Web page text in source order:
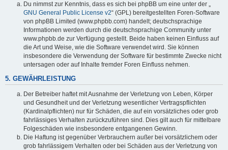
Du nimmst zur Kenntnis, dass es sich bei phpBB um eine unter der „
GNU General Public License v2“ (GPL) bereitgestellten Foren-Software
von phpBB Limited (www.phpbb.com) handelt; deutschsprachige
Informationen werden durch die deutschsprachige Community unter
www.phpbb.de zur Verfügung gestellt. Beide haben keinen Einfluss auf
die Art und Weise, wie die Software verwendet wird. Sie können
insbesondere die Verwendung der Software für bestimmte Zwecke nicht
untersagen oder auf Inhalte fremder Foren Einfluss nehmen.
5. GEWÄHRLEISTUNG
Der Betreiber haftet mit Ausnahme der Verletzung von Leben, Körper
und Gesundheit und der Verletzung wesentlicher Vertragspflichten
(Kardinalpflichten) nur für Schäden, die auf ein vorsätzliches oder grob
fahrlässiges Verhalten zurückzuführen sind. Dies gilt auch für mittelbare
Folgeschäden wie insbesondere entgangenen Gewinn.
Die Haftung ist gegenüber Verbrauchern außer bei vorsätzlichem oder
grob fahrlässigem Verhalten oder bei Schäden aus der Verletzung von